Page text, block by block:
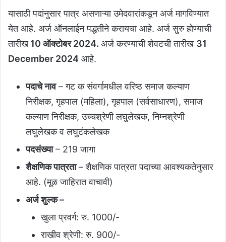
यासाठी पदांनुसार पात्र असणाऱ्या उमेदवारांकडून अर्ज मागविण्यात
येत आहे. अर्ज ऑनलाईन पद्धतीने करायचा आहे. अर्ज सुरु होण्याची
तारीख10 ऑक्टोबर 2024. अर्ज करण्याची शेवटची तारीख 31
December 2024 आहे.
पदाचे नाव– गट क संवर्गामधील वरिष्ठ समाज कल्याण
निरीक्षक, गृहपाल (महिला), गृहपाल (सर्वसाधारण), समाज
कल्याण निरीक्षक, उच्चश्रेणी लघुलेखक, निम्नश्रेणी
लघुलेखक व लघुटंकलेखक
पदसंख्या– 219 जागा
शैक्षणिक पात्रता– शैक्षणिक पात्रता पदाच्या आवश्यकतेनुसार
आहे. (मूळ जाहिरात वाचावी)
अर्ज शुल्क –
खुला प्रवर्ग: रु. 1000/-
राखीव श्रेणी: रु. 900/-